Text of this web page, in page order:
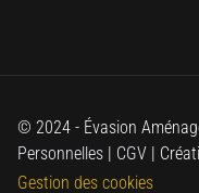
© 2024 - Évasion
Personnelles | CGV |
Gestion des cookies